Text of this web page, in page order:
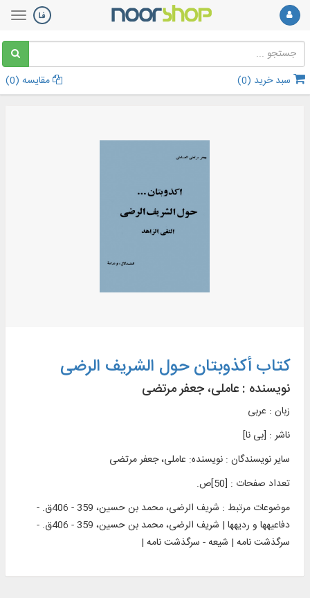
سبد خرید (0
) مقایسه (0
)
کتاب أکذوبتان حول الشریف الرضی
نویسنده : عاملی، جعفر مرتضی
زبان : عربی
ناشر : [بی‌ نا]
سایر نویسندگان : نویسنده: عاملی، جعفر مرتضی
تعداد صفحات : [50]ص.
موضوعات مرتبط :
شریف الرضی، محمد بن حسین، 359 - 406ق. -
دفاعیه‏ها و ردیه‏ها | شریف الرضی، محمد بن حسین، 359 - 406ق. -
سرگذشت نامه | شیعه - سرگذشت نامه |